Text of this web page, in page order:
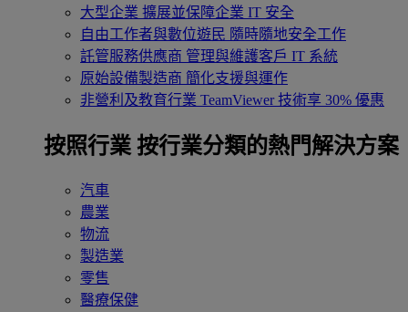
大型企業 擴展並保障企業 IT 安全
自由工作者與數位遊民 隨時隨地安全工作
託管服務供應商 管理與維護客戶 IT 系統
原始設備製造商 簡化支援與運作
非營利及教育行業 TeamViewer 技術享 30% 優惠
按照行業 按行業分類的熱門解決方案
汽車
農業
物流
製造業
零售
醫療保健